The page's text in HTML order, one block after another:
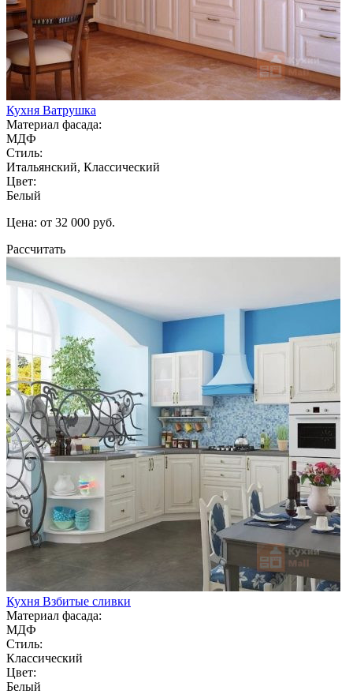
Кухня Ватрушка
Материал фасада:
МДФ
Стиль:
Итальянский, Классический
Цвет:
Белый
Цена: от 32 000 руб.
Рассчитать
Кухня Взбитые сливки
Материал фасада:
МДФ
Стиль:
Классический
Цвет:
Белый